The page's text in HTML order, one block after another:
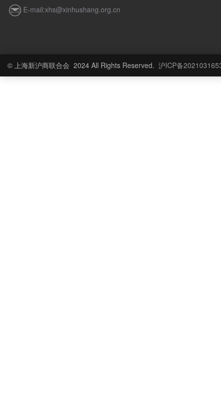
E-mail:xhs@xinhushang.org.cn
© 上海新沪商联合会 2024 All Rights Reserved. 沪ICP备